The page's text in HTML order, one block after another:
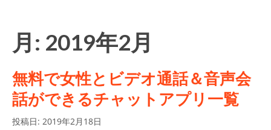
月: 2019年2月
無料で女性とビデオ通話＆音声会
話ができるチャットアプリ一覧
投稿日: 2019年2月18日